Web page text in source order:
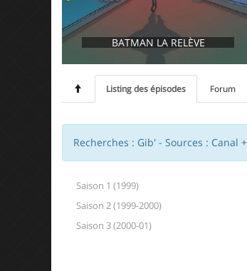
BATMAN LA RELÈVE
Listing des épisodes Forum
Recherches : Gib' - Sources : Canal
Saison 1 (1999)
Saison 2 (1999-2000)
Saison 3 (2000-01)